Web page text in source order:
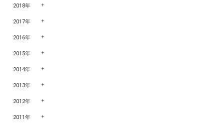
2018年
2017年
2016年
2015年
2014年
2013年
2012年
2011年